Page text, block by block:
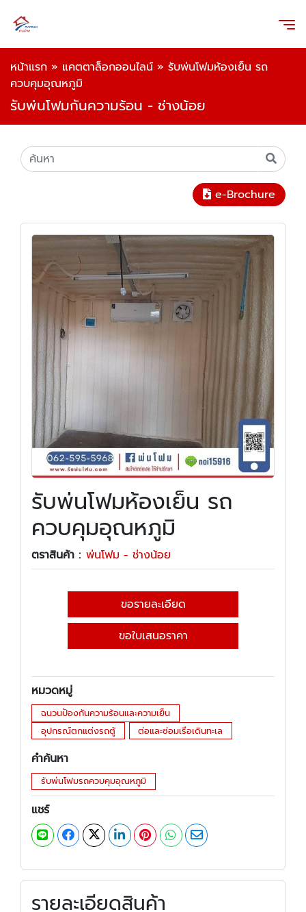
หน้าแรก » แคตตาล็อกออนไลน์ » รับพ่นโฟมห้องเย็น รถ
ควบคุมอุณหภูมิ
รับพ่นโฟมกันความร้อน - ช่างน้อย
e-Brochure
รับพ่นโฟมห้องเย็น รถ
ควบคุมอุณหภูมิ
ตราสินค้า : พ่นโฟม - ช่างน้อย
ขอรายละเอียด
ขอใบเสนอราคา
หมวดหมู่
ฉนวนป้องกันความร้อนและความเย็น
อุปกรณ์ตกแต่งรถตู้
ต่อและซ่อมเรือเดินทะเล
คำค้นหา
รับพ่นโฟมรถควบคุมอุณหภูมิ
แชร์
รายละเอียดสินค้า